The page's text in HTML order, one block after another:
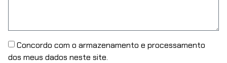
Concordo com o armazenamento e processamento
dos meus dados neste site.